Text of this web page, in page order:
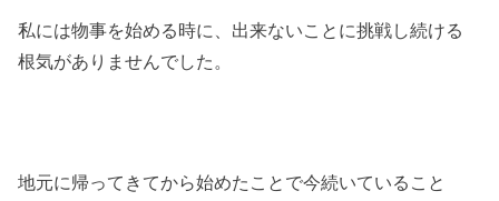
私には物事を始める時に、出来ないことに挑戦し続ける
根気がありませんでした。
地元に帰ってきてから始めたことで今続いていること